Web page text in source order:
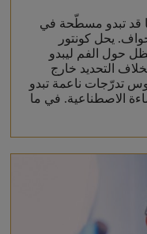
قد تبدو مسطّحة في
يحل كونتور
حول الفم ليبدو
التحديد خارج
تدرّجات ناعمة تبدو
الاصطناعية. في ما